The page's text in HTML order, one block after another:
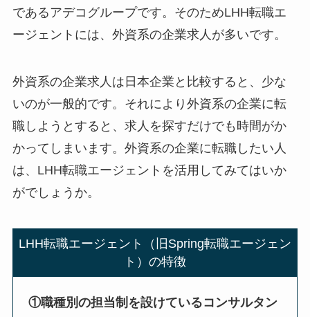
であるアデコグループです。そのためLHH転職エ
ージェントには、外資系の企業求人が多いです。
外資系の企業求人は日本企業と比較すると、少な
いのが一般的です。それにより外資系の企業に転
職しようとすると、求人を探すだけでも時間がか
かってしまいます。外資系の企業に転職したい人
は、LHH転職エージェントを活用してみてはいか
がでしょうか。
LHH転職エージェント（旧Spring転職エージェン
ト）の特徴
①職種別の担当制を設けているコンサルタン